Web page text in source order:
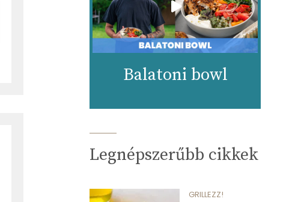
Balatoni bowl
Legnépszerűbb cikkek
GRILLEZZ!